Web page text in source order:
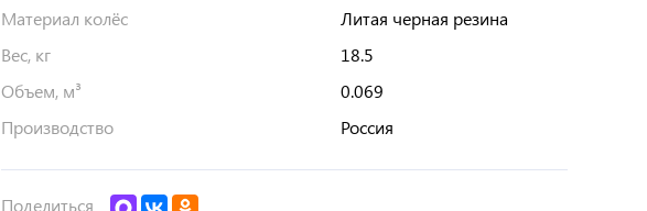
Материал колёс
Литая черная резина
Вес, кг
18.5
Объем, м³
0.069
Производство
Россия
Поделиться